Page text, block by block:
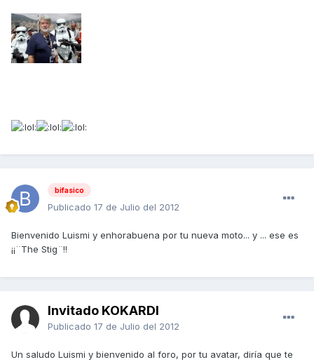
bifasico
Publicado 17 de Julio del 2012
Bienvenido Luismi y enhorabuena por tu nueva moto... y ... ese es
¡¡¨The Stig¨!!
Invitado KOKARDI
Publicado 17 de Julio del 2012
Un saludo Luismi y bienvenido al foro, por tu avatar, diría que te